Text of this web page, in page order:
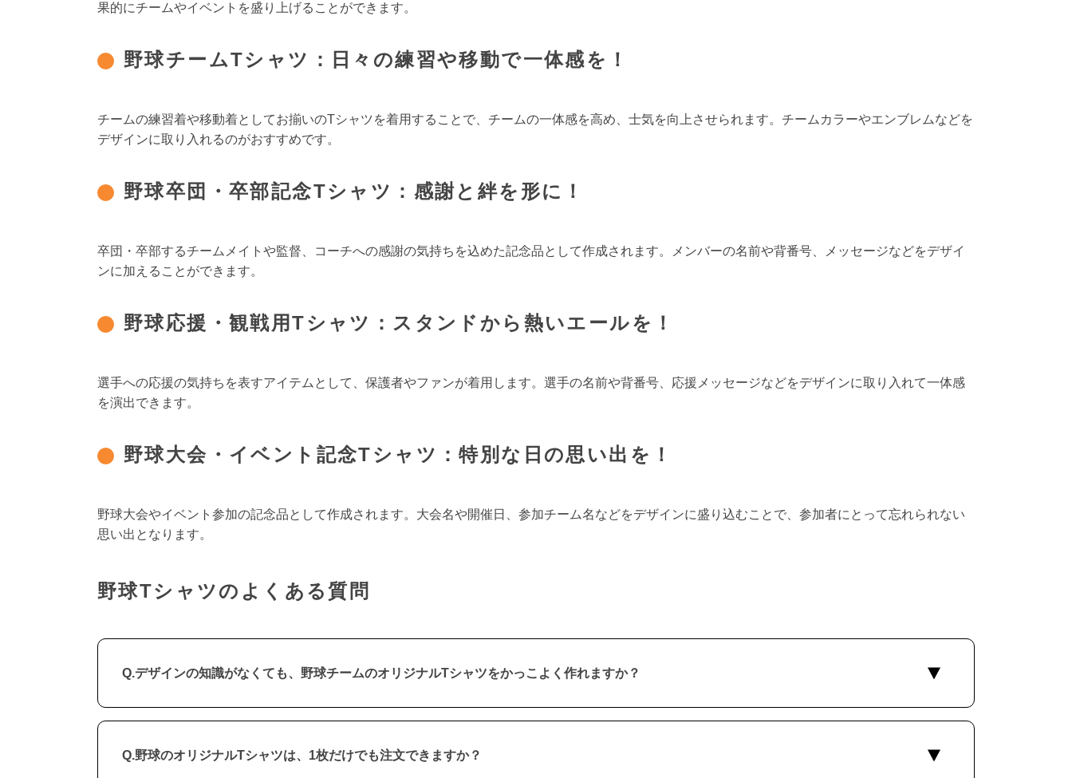
果的にチームやイベントを盛り上げることができます。
野球チームTシャツ：日々の練習や移動で一体感を！
チームの練習着や移動着としてお揃いのTシャツを着用することで、チームの一体感を高め、士気を向上させられます。チームカラーやエンブレムなどを
デザインに取り入れるのがおすすめです。
野球卒団・卒部記念Tシャツ：感謝と絆を形に！
卒団・卒部するチームメイトや監督、コーチへの感謝の気持ちを込めた記念品として作成されます。メンバーの名前や背番号、メッセージなどをデザイ
ンに加えることができます。
野球応援・観戦用Tシャツ：スタンドから熱いエールを！
選手への応援の気持ちを表すアイテムとして、保護者やファンが着用します。選手の名前や背番号、応援メッセージなどをデザインに取り入れて一体感
を演出できます。
野球大会・イベント記念Tシャツ：特別な日の思い出を！
野球大会やイベント参加の記念品として作成されます。大会名や開催日、参加チーム名などをデザインに盛り込むことで、参加者にとって忘れられない
思い出となります。
野球Tシャツのよくある質問
Q.デザインの知識がなくても、野球チームのオリジナルTシャツをかっこよく作れますか？
Q.野球のオリジナルTシャツは、1枚だけでも注文できますか？